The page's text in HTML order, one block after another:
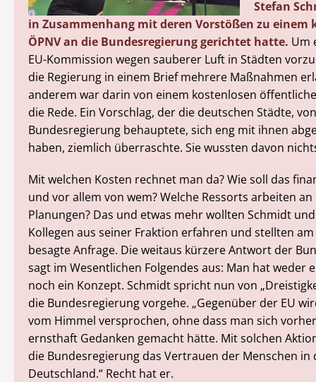
Stefan
in Zusammenhang mit deren Vorstößen zu einem
ÖPNV an die Bundesregierung gerichtet hatte. Um
EU-Kommission wegen sauberer Luft in Städten
die Regierung in einem Brief mehrere Maßnahmen
anderem war darin von einem kostenlosen
die Rede. Ein Vorschlag, der die deutschen Städte,
Bundesregierung behauptete, sich eng mit ihnen
haben, ziemlich überraschte. Sie wussten davon
Mit welchen Kosten rechnet man da? Wie soll das
und vor allem von wem? Welche Ressorts arbeiten
Planungen? Das und etwas mehr wollten Schmidt
Kollegen aus seiner Fraktion erfahren und stellten am
besagte Anfrage. Die weitaus kürzere Antwort der
sagt im Wesentlichen Folgendes aus: Man hat weder
noch ein Konzept. Schmidt spricht nun von
die Bundesregierung vorgehe. „Gegenüber der EU
vom Himmel versprochen, ohne dass man sich
ernsthaft Gedanken gemacht hätte. Mit solchen
die Bundesregierung das Vertrauen der Menschen in
Deutschland.“ Recht hat er.